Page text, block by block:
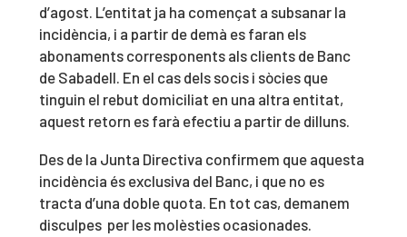
d’agost. L’entitat ja ha començat a subsanar la
incidència, i a partir de demà es faran els
abonaments corresponents als clients de Banc
de Sabadell. En el cas dels socis i sòcies que
tinguin el rebut domiciliat en una altra entitat,
aquest retorn es farà efectiu a partir de dilluns.
Des de la Junta Directiva confirmem que aquesta
incidència és exclusiva del Banc, i que no es
tracta d’una doble quota. En tot cas, demanem
disculpes per les molèsties ocasionades.